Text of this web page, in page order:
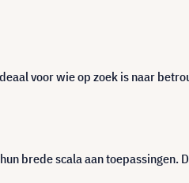
voor wie op zoek is naar
brede scala aan